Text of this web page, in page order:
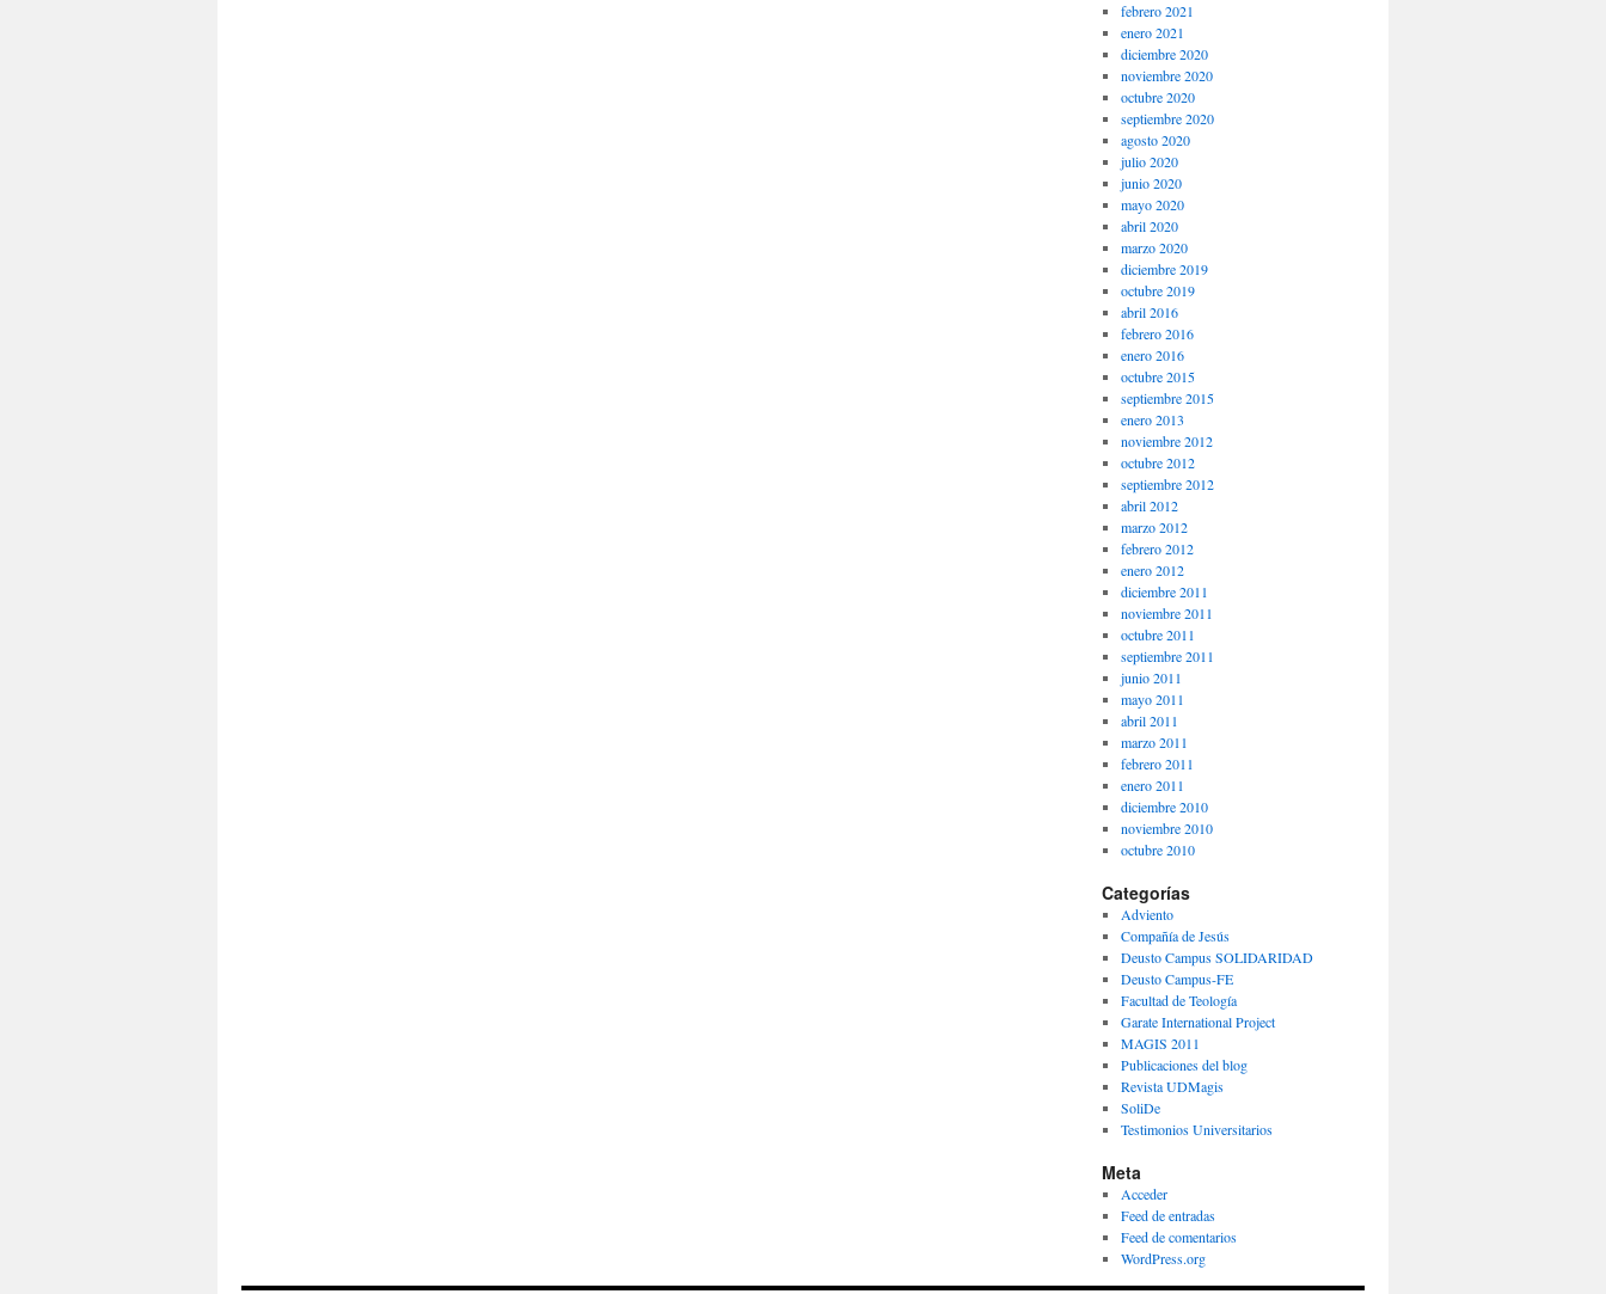
febrero 2021
enero 2021
diciembre 2020
noviembre 2020
octubre 2020
septiembre 2020
agosto 2020
julio 2020
junio 2020
mayo 2020
abril 2020
marzo 2020
diciembre 2019
octubre 2019
abril 2016
febrero 2016
enero 2016
octubre 2015
septiembre 2015
enero 2013
noviembre 2012
octubre 2012
septiembre 2012
abril 2012
marzo 2012
febrero 2012
enero 2012
diciembre 2011
noviembre 2011
octubre 2011
septiembre 2011
junio 2011
mayo 2011
abril 2011
marzo 2011
febrero 2011
enero 2011
diciembre 2010
noviembre 2010
octubre 2010
Categorías
Adviento
Compañía de Jesús
Deusto Campus SOLIDARIDAD
Deusto Campus-FE
Facultad de Teología
Garate International Project
MAGIS 2011
Publicaciones del blog
Revista UDMagis
SoliDe
Testimonios Universitarios
Meta
Acceder
Feed de entradas
Feed de comentarios
WordPress.org